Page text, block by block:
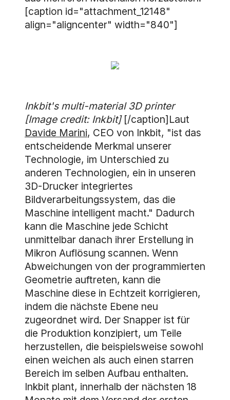
[caption id="attachment_12148"
align="aligncenter" width="840"]
Inkbit's multi-material 3D printer
[Image credit: Inkbit] [/caption]Laut
Davide Marini, CEO von Inkbit, "ist das
entscheidende Merkmal unserer
Technologie, im Unterschied zu
anderen Technologien, ein in unseren
3D-Drucker integriertes
Bildverarbeitungssystem, das die
Maschine intelligent macht." Dadurch
kann die Maschine jede Schicht
unmittelbar danach ihrer Erstellung in
Mikron Auflösung scannen. Wenn
Abweichungen von der programmierten
Geometrie auftreten, kann die
Maschine diese in Echtzeit korrigieren,
indem die nächste Ebene neu
zugeordnet wird. Der Snapper ist für
die Produktion konzipiert, um Teile
herzustellen, die beispielsweise sowohl
einen weichen als auch einen starren
Bereich im selben Aufbau enthalten.
Inkbit plant, innerhalb der nächsten 18